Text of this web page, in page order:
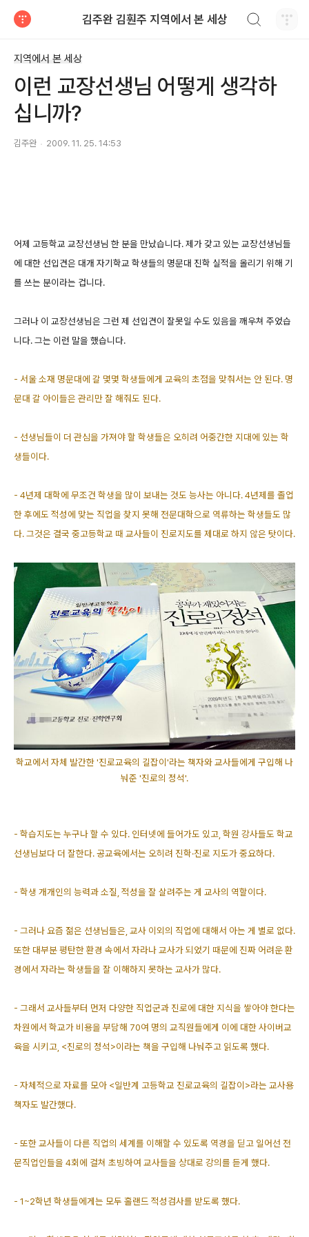
김주완 김훤주 지역에서 본 세상
지역에서 본 세상
이런 교장선생님 어떻게 생각하
십니까?
김주완 2009. 11. 25. 14:53
어제 고등학교 교장선생님 한 분을 만났습니다. 제가 갖고 있는 교장선생님들
에 대한 선입견은 대개 자기학교 학생들의 명문대 진학 실적을 올리기 위해 기
를 쓰는 분이라는 겁니다.
그러나 이 교장선생님은 그런 제 선입견이 잘못일 수도 있음을 깨우쳐 주었습
니다. 그는 이런 말을 했습니다.
- 서울 소재 명문대에 갈 몇몇 학생들에게 교육의 초점을 맞춰서는 안 된다. 명
문대 갈 아이들은 관리만 잘 해줘도 된다.
- 선생님들이 더 관심을 가져야 할 학생들은 오히려 어중간한 지대에 있는 학
생들이다.
- 4년제 대학에 무조건 학생을 많이 보내는 것도 능사는 아니다. 4년제를 졸업
한 후에도 적성에 맞는 직업을 찾지 못해 전문대학으로 역류하는 학생들도 많
다. 그것은 결국 중고등학교 때 교사들이 진로지도를 제대로 하지 않은 탓이다.
학교에서 자체 발간한 '진로교육의 길잡이'라는 책자와 교사들에게 구입해 나
눠준 '진로의 정석'.
- 학습지도는 누구나 할 수 있다. 인터넷에 들어가도 있고, 학원 강사들도 학교
선생님보다 더 잘한다. 공교육에서는 오히려 진학·진로 지도가 중요하다.
- 학생 개개인의 능력과 소질, 적성을 잘 살려주는 게 교사의 역할이다.
- 그러나 요즘 젊은 선생님들은, 교사 이외의 직업에 대해서 아는 게 별로 없다.
또한 대부분 평탄한 환경 속에서 자라나 교사가 되었기 때문에 진짜 어려운 환
경에서 자라는 학생들을 잘 이해하지 못하는 교사가 많다.
- 그래서 교사들부터 먼저 다양한 직업군과 진로에 대한 지식을 쌓아야 한다는
차원에서 학교가 비용을 부담해 70여 명의 교직원들에게 이에 대한 사이버교
육을 시키고, <진로의 정석>이라는 책을 구입해 나눠주고 읽도록 했다.
- 자체적으로 자료를 모아 <일반계 고등학교 진로교육의 길잡이>라는 교사용
책자도 발간했다.
- 또한 교사들이 다른 직업의 세계를 이해할 수 있도록 역경을 딛고 일어선 전
문직업인들을 4회에 걸쳐 초빙하여 교사들을 상대로 강의를 듣게 했다.
- 1~2학년 학생들에게는 모두 홀랜드 적성검사를 받도록 했다.